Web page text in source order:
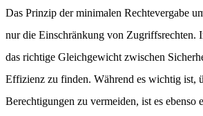
Das Prinzip der minimalen Rechtevergabe
nur die Einschränkung von Zugriffsrechten.
das richtige Gleichgewicht zwischen
Effizienz zu finden. Während es wichtig ist,
Berechtigungen zu vermeiden, ist es ebenso